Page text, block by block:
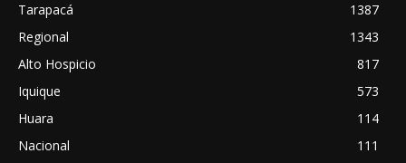
Tarapacá
1387
Regional
1343
Alto Hospicio
817
Iquique
573
Huara
114
Nacional
111